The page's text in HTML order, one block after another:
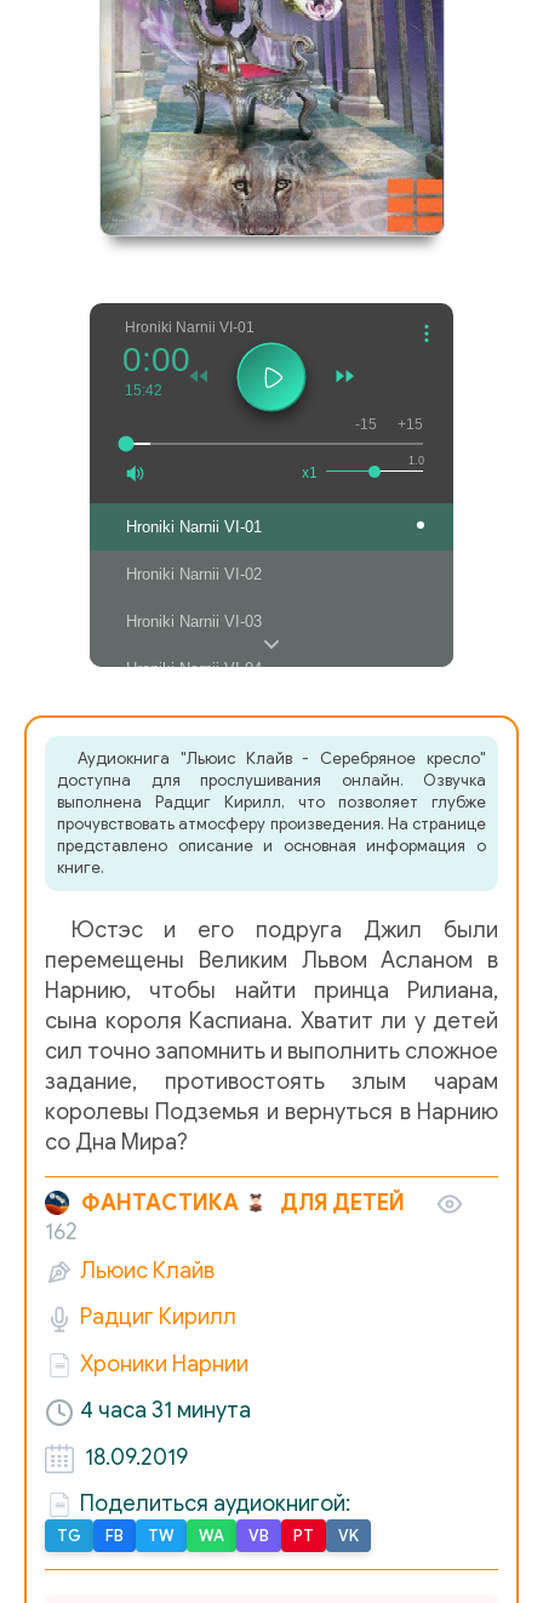
Hroniki Narnii VI-01
0:00
15:42
1.0
x1
-15 +15
Hroniki Narnii VI-01
Hroniki Narnii VI-02
Hroniki Narnii VI-03
Hroniki Narnii VI-04
Hroniki Narnii VI-05
Hroniki Narnii VI-06
Hroniki Narnii VI-07
Hroniki Narnii VI-08
Hroniki Narnii VI-10
Hroniki Narnii VI-11
Hroniki Narnii VI-12
Hroniki Narnii VI-13
Hroniki Narnii VI-14
Аудиокнига "Льюис Клайв - Серебряное кресло"
доступна для прослушивания онлайн. Озвучка
выполнена Радциг Кирилл, что позволяет глубже
прочувствовать атмосферу произведения. На странице
представлено описание и основная информация о
книге.
Юстэс и его подруга Джил были
перемещены Великим Львом Асланом в
Нарнию, чтобы найти принца Рилиана,
сына короля Каспиана. Хватит ли у детей
сил точно запомнить и выполнить сложное
задание, противостоять злым чарам
королевы Подземья и вернуться в Нарнию
со Дна Мира?
ФАНТАСТИКА
ДЛЯ ДЕТЕЙ
162
Льюис Клайв
Радциг Кирилл
Хроники Нарнии
4 часа 31 минута
18.09.2019
Поделиться аудиокнигой:
TG FB TW WA VB PT VK